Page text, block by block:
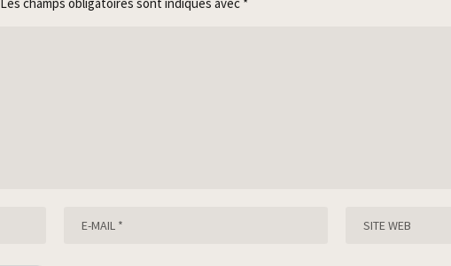
Les champs obligatoires sont indiqués avec *